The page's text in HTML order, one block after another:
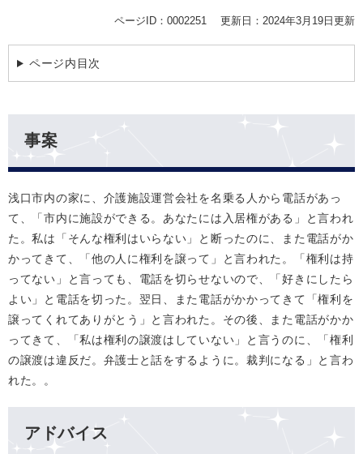
ページID：0002251 更新日：2024年3月19日更新
ページ内目次
事案
浅口市内の家に、介護施設運営会社を名乗る人から電話があっ
て、「市内に施設ができる。あなたには入居権がある」と言われ
た。私は「そんな権利はいらない」と断ったのに、また電話がか
かってきて、「他の人に権利を譲って」と言われた。「権利は持
ってない」と言っても、電話を切らせないので、「好きにしたら
よい」と電話を切った。翌日、また電話がかかってきて「権利を
譲ってくれてありがとう」と言われた。その後、また電話がかか
ってきて、「私は権利の譲渡はしていない」と言うのに、「権利
の譲渡は違反だ。弁護士と話をするように。裁判になる」と言わ
れた。。
アドバイス